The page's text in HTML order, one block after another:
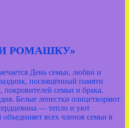
РОМАШКУ»
День семьи, любви и
посвящённый памяти
семьи и брака.
Белые лепестки олицетворяют
— тепло и уют
всех членов семьи в